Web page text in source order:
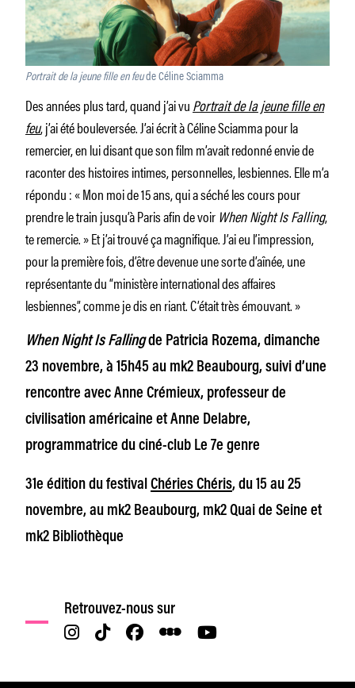
Portrait de la jeune fille en feude Céline Sciamma
Des années plus tard, quand j’ai vuPortrait de la jeune fille en
feu, j’ai été bouleversée. J’ai écrit à Céline Sciamma pour la
remercier, en lui disant que son film m’avait redonné envie de
raconter des histoires intimes, personnelles, lesbiennes. Elle m’a
répondu : « Mon moi de 15 ans, qui a séché les cours pour
prendre le train jusqu’à Paris afin de voirWhen Night Is Falling,
te remercie. » Et j’ai trouvé ça magnifique. J’ai eu l’impression,
pour la première fois, d’être devenue une sorte d’aînée, une
représentante du “ministère international des affaires
lesbiennes”, comme je dis en riant. C’était très émouvant. »
When Night Is Fallingde Patricia Rozema, dimanche
23 novembre, à 15h45 au mk2 Beaubourg, suivi d’une
rencontre avec Anne Crémieux, professeur de
civilisation américaine et Anne Delabre,
programmatrice du ciné-club Le 7e genre
31e édition du festival Chéries Chéris, du 15 au 25
novembre, au mk2 Beaubourg, mk2 Quai de Seine et
mk2 Bibliothèque
Retrouvez-nous sur